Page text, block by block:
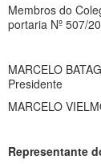
Membros do
portaria Nº 507/
MARCELO
Presidente
MARCELO
Representante